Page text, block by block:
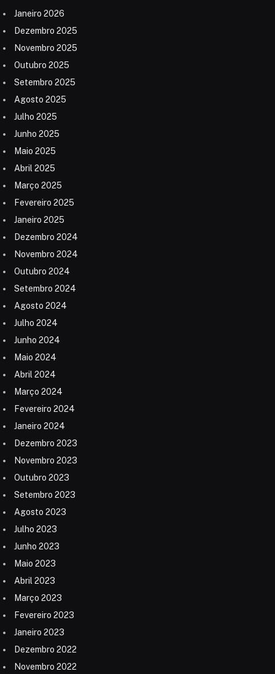
Janeiro 2026
Dezembro 2025
Novembro 2025
Outubro 2025
Setembro 2025
Agosto 2025
Julho 2025
Junho 2025
Maio 2025
Abril 2025
Março 2025
Fevereiro 2025
Janeiro 2025
Dezembro 2024
Novembro 2024
Outubro 2024
Setembro 2024
Agosto 2024
Julho 2024
Junho 2024
Maio 2024
Abril 2024
Março 2024
Fevereiro 2024
Janeiro 2024
Dezembro 2023
Novembro 2023
Outubro 2023
Setembro 2023
Agosto 2023
Julho 2023
Junho 2023
Maio 2023
Abril 2023
Março 2023
Fevereiro 2023
Janeiro 2023
Dezembro 2022
Novembro 2022